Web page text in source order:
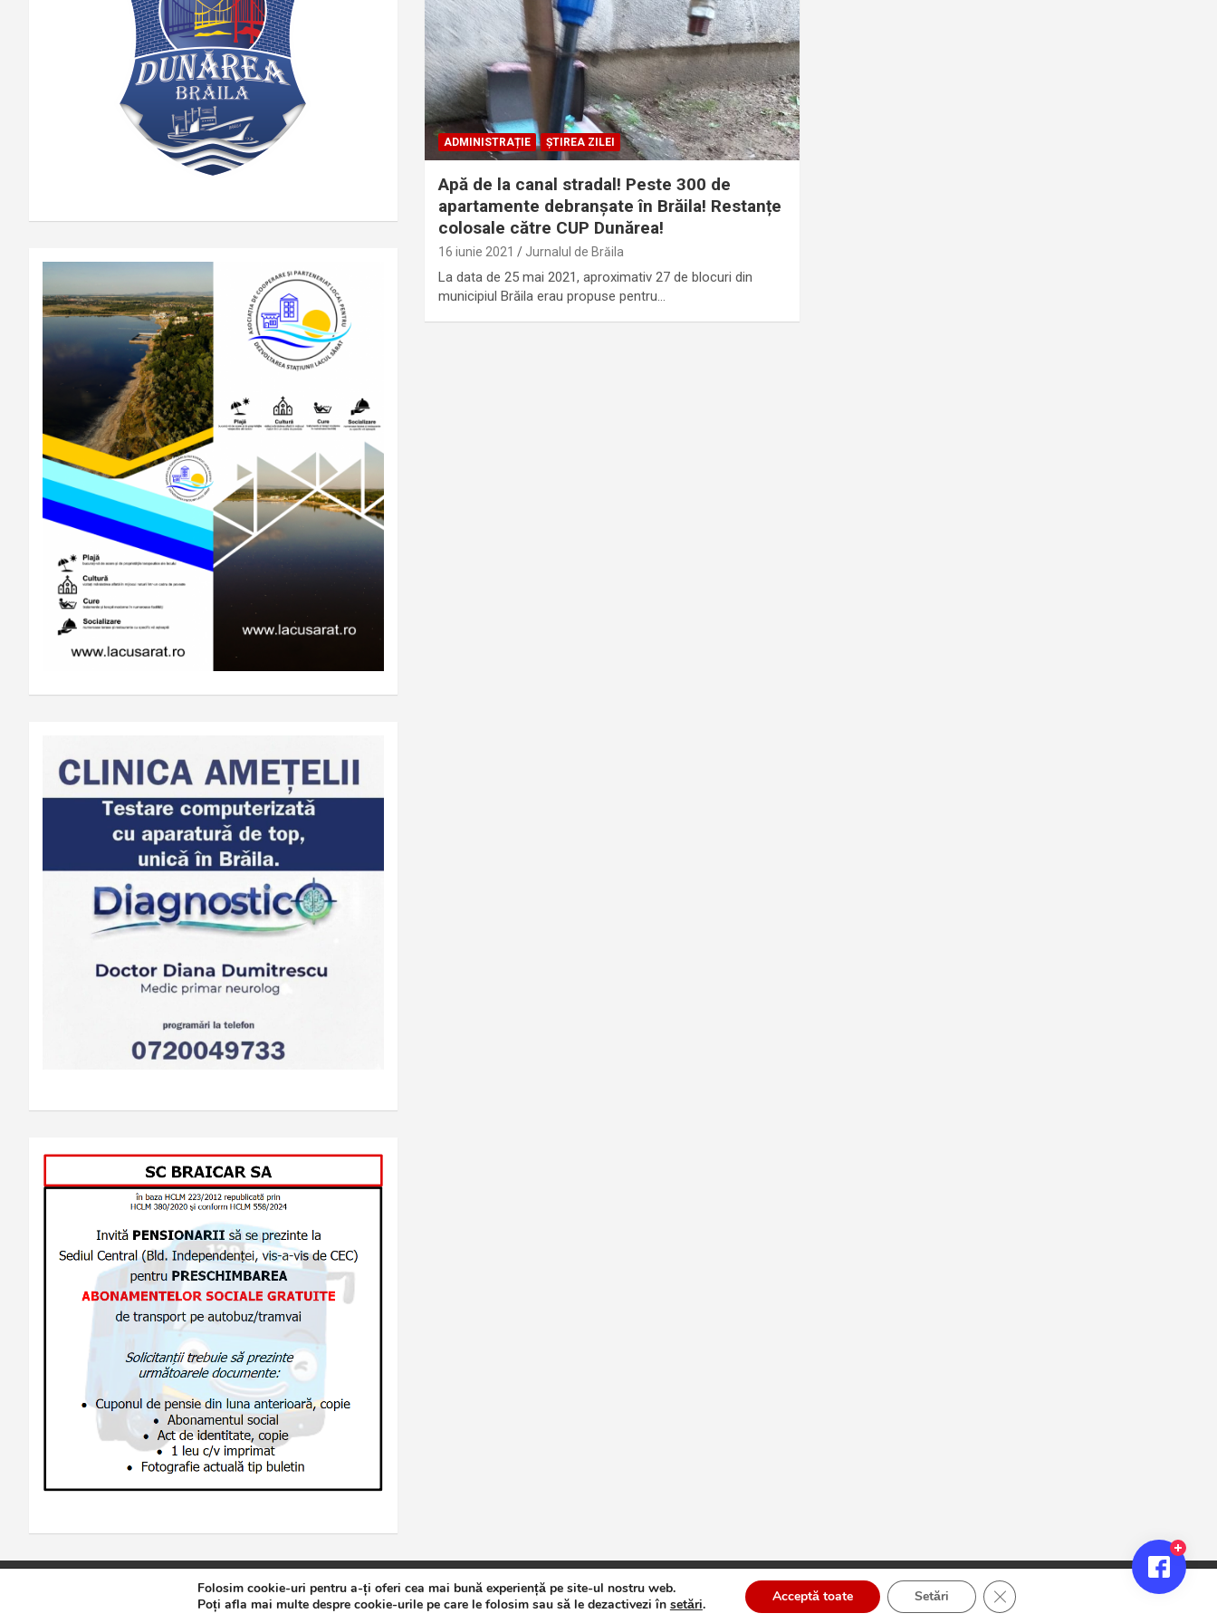
ADMINISTRAȚIE ȘTIREA ZILEI
Apă de la canal stradal! Peste 300 de
apartamente debranșate în Brăila! Restanțe
colosale către CUP Dunărea!
16 iunie 2021 Jurnalul de Brăila
La data de 25 mai 2021, aproximativ 27 de blocuri din
municipiul Brăila erau propuse pentru…
Jurnalul de Brăila Politică de confidențialitate Theme by:Theme Horse Proudly Powered by: WordPress
Folosim cookie-uri pentru a-ți oferi cea mai bună experiență pe site-ul nostru web.
Poți afla mai multe despre cookie-urile pe care le folosim sau să le dezactivezi în setări. Acceptă toate Setări Close GDPR Cookie Banner